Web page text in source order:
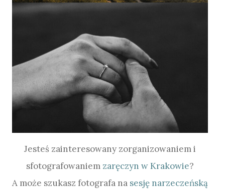
Jesteś zainteresowany zorganizowaniem i
sfotografowaniem zaręczyn w Krakowie?
A może szukasz fotografa na sesję narzeczeńską